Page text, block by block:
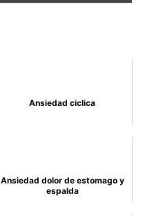
Ansiedad ciclica
Ansiedad dolor de estomago y
espalda